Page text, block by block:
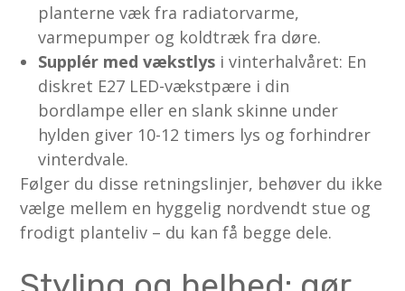
planterne væk fra radiatorvarme,
varmepumper og koldtræk fra døre.
Supplér med vækstlys i vinterhalvåret: En
diskret E27 LED-vækstpære i din
bordlampe eller en slank skinne under
hylden giver 10-12 timers lys og forhindrer
vinterdvale.
Følger du disse retningslinjer, behøver du ikke
vælge mellem en hyggelig nordvendt stue og
frodigt planteliv – du kan få begge dele.